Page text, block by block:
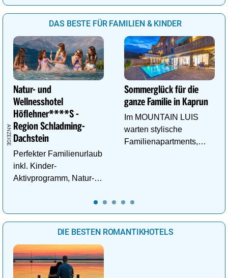
DAS BESTE FÜR FAMILIEN & KINDER
Natur- und
Wellnesshotel
Höflehner****S -
Region Schladming-
Dachstein
Perfekter Familienurlaub
inkl. Kinder-
Aktivprogramm, Natur-
uvm.
Sommerglück für die
ganze Familie in Kaprun
Im MOUNTAIN LUIS
warten stylische
Familienapartments,
DIE BESTEN ROMANTIKHOTELS